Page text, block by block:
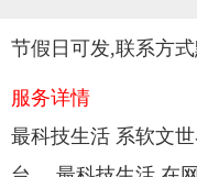
节假日可发,联系方
服务详情
最科技生活 系软文